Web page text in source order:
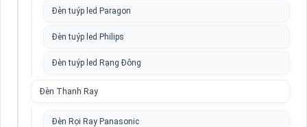
Đèn tuýp led Paragon
Đèn tuýp led Philips
Đèn tuýp led Rạng Đông
Đèn Thanh Ray
Đèn Rọi Ray Panasonic